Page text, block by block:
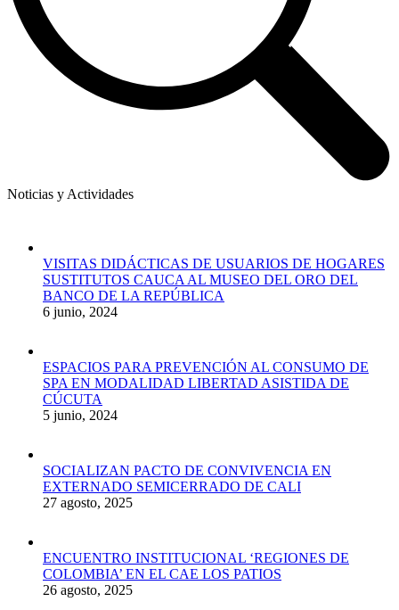
Noticias y Actividades
VISITAS DIDÁCTICAS DE USUARIOS DE HOGARES
SUSTITUTOS CAUCA AL MUSEO DEL ORO DEL
BANCO DE LA REPÚBLICA
6 junio, 2024
ESPACIOS PARA PREVENCIÓN AL CONSUMO DE
SPA EN MODALIDAD LIBERTAD ASISTIDA DE
CÚCUTA
5 junio, 2024
SOCIALIZAN PACTO DE CONVIVENCIA EN
EXTERNADO SEMICERRADO DE CALI
27 agosto, 2025
ENCUENTRO INSTITUCIONAL ‘REGIONES DE
COLOMBIA’ EN EL CAE LOS PATIOS
26 agosto, 2025